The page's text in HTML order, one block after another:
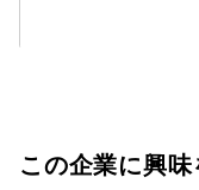
この企業に興